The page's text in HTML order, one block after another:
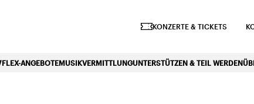
KONZERTE & TICKETS
FLEX-ANGEBOTEMUSIKVERMITTLUNGUNTERSTÜTZEN & TEIL WERDEN